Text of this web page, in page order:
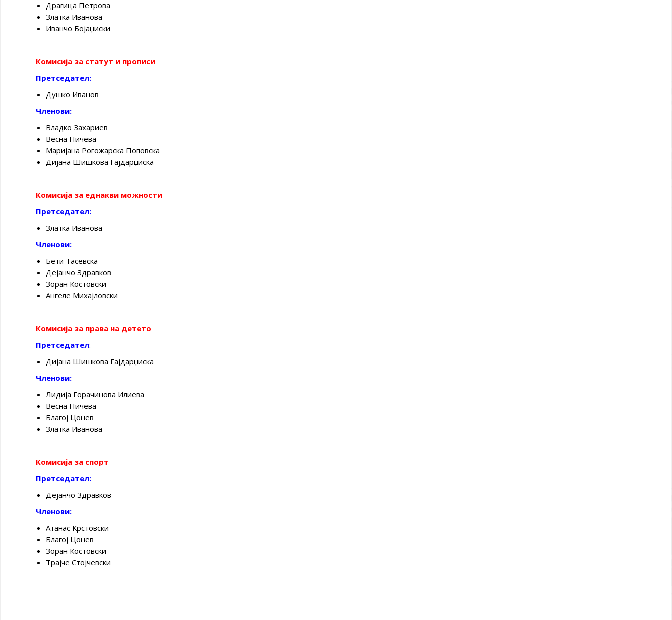
Драгица Петрова
Златка Иванова
Иванчо Бојаџиски
Комисија за статут и прописи
Претседател:
Душко Иванов
Членови:
Владко Захариев
Весна Ничева
Маријана Рогожарска Поповска
Дијана Шишкова Гајдарџиска
Комисија за еднакви можности
Претседател:
Златка Иванова
Членови:
Бети Тасевска
Дејанчо Здравков
Зоран Костовски
Ангеле Михајловски
Комисија за права на детето
Претседател:
Дијана Шишкова Гајдарџиска
Членови:
Лидија Горачинова Илиева
Весна Ничева
Благој Цонев
Златка Иванова
Комисија за спорт
Претседател:
Дејанчо Здравков
Членови:
Атанас Крстовски
Благој Цонев
Зоран Костовски
Трајче Стојчевски